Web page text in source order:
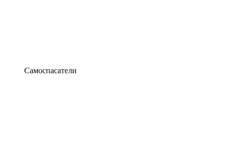
Самоспасатели